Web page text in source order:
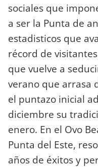
sociales que
a ser la Punta de
estadisticos que
récord de
que vuelve a
verano que arrasa
el puntazo inicial
diciembre su
enero. En el Ovo
Punta del Este,
años de éxitos y